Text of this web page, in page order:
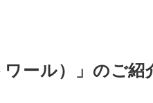
ール）」のご紹